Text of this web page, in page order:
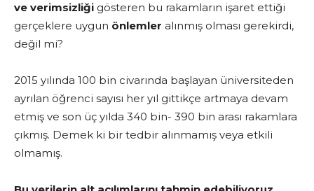
ve verimsizliği gösteren bu rakamların işaret ettiği
gerçeklere uygun önlemler alınmış olması gerekirdi,
değil mi?
2015 yılında 100 bin civarında başlayan üniversiteden
ayrılan öğrenci sayısı her yıl gittikçe artmaya devam
etmiş ve son üç yılda 340 bin- 390 bin arası rakamlara
çıkmış. Demek ki bir tedbir alınmamış veya etkili
olmamış.